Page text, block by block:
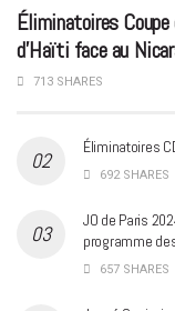
Éliminatoires
d’Haïti face au
713 SHARES
Éliminatoires
692 SHARES
JO de Paris
programme
657 SHARES